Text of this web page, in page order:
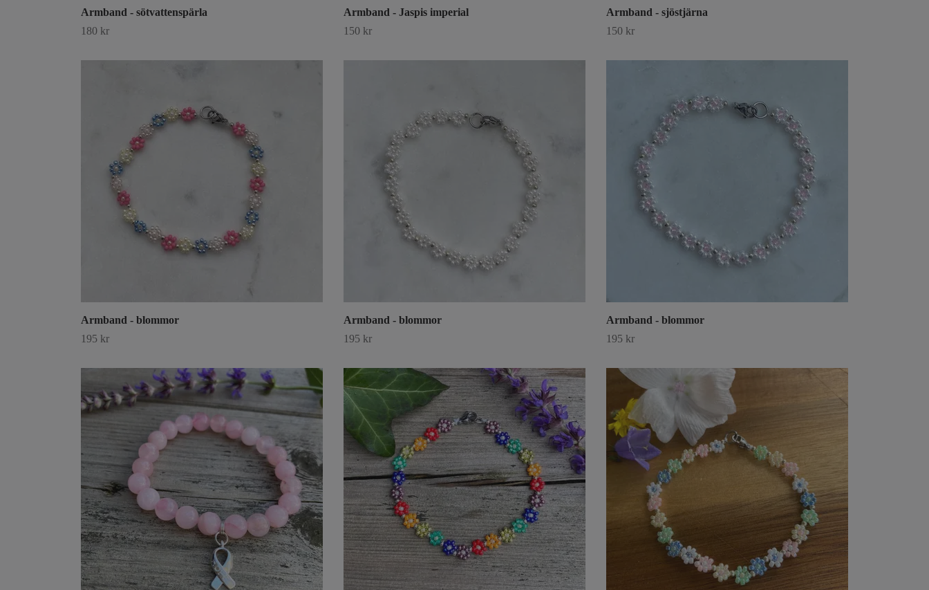
Armband - sötvattenspärla
180 kr
Armband - Jaspis imperial
150 kr
Armband - sjöstjärna
150 kr
Armband - blommor
195 kr
Armband - blommor
195 kr
Armband - blommor
195 kr